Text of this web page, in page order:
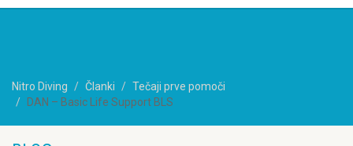
Nitro Diving Članki
Tečaji prve pomoči
DAN – Basic Life Support BLS